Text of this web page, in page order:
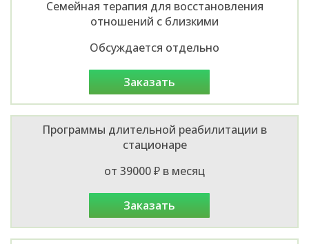
Семейная терапия для восстановления
отношений с близкими
Обсуждается отдельно
заказать
Программы длительной реабилитации в
стационаре
от 39000 ₽ в месяц
заказать